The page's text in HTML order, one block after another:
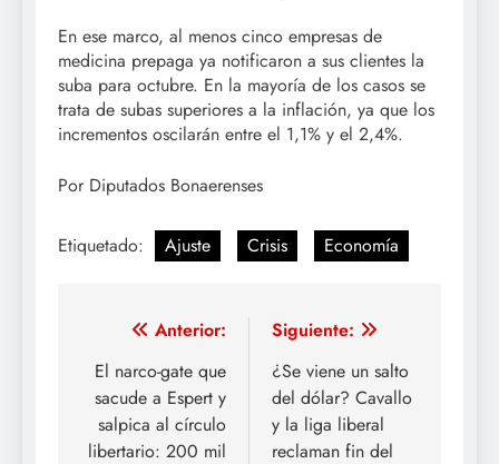
En ese marco, al menos cinco empresas de
medicina prepaga ya notificaron a sus clientes la
suba para octubre. En la mayoría de los casos se
trata de subas superiores a la inflación, ya que los
incrementos oscilarán entre el 1,1% y el 2,4%.
Por Diputados Bonaerenses
Etiquetado: Ajuste Crisis Economía
Navegación
de
entradas
Anterior:
El narco-gate que
sacude a Espert y
salpica al círculo
libertario: 200 mil
Siguiente:
¿Se viene un salto
del dólar? Cavallo
y la liga liberal
reclaman fin del